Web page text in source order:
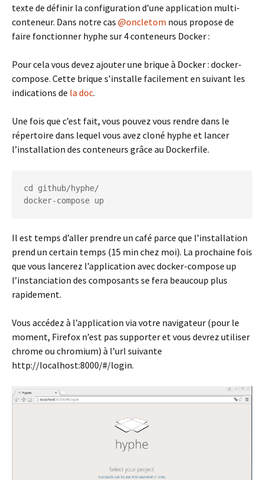
texte de définir la configuration d’une application multi-
conteneur. Dans notre cas @oncletom nous propose de
faire fonctionner hyphe sur 4 conteneurs Docker :
Pour cela vous devez ajouter une brique à Docker : docker-
compose. Cette brique s’installe facilement en suivant les
indications de la doc.
Une fois que c’est fait, vous pouvez vous rendre dans le
répertoire dans lequel vous avez cloné hyphe et lancer
l’installation des conteneurs grâce au Dockerfile.
cd github/hyphe/
docker-compose up
Il est temps d’aller prendre un café parce que l’installation
prend un certain temps (15 min chez moi). La prochaine fois
que vous lancerez l’application avec docker-compose up
l’instanciation des composants se fera beaucoup plus
rapidement.
Vous accédez à l’application via votre navigateur (pour le
moment, Firefox n’est pas supporter et vous devrez utiliser
chrome ou chromium) à l’url suivante
http://localhost:8000/#/login.